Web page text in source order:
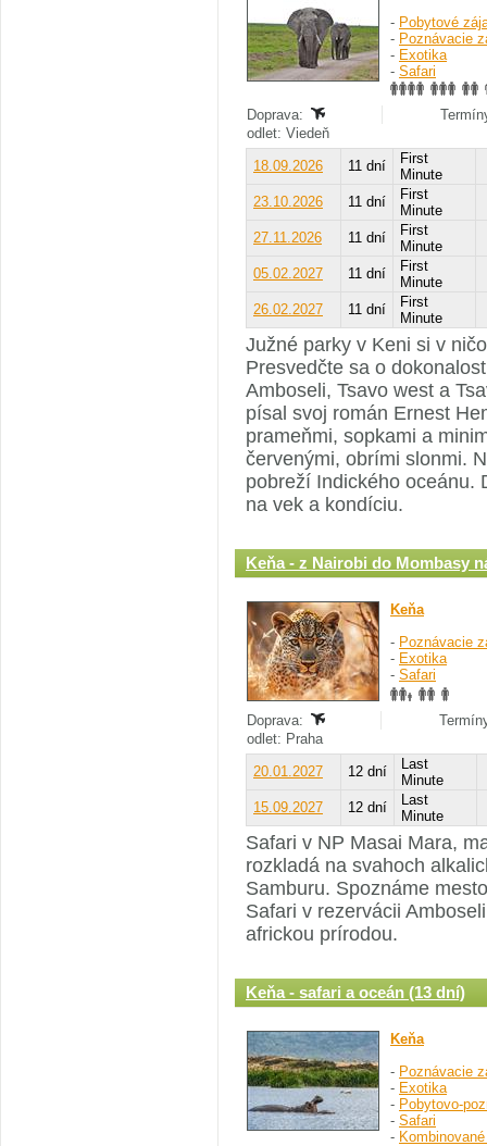
- Pobytové
- Poznávacie
- Exotika
- Safari
Doprava:
odlet: Viedeň
18.09.2026
11 dní
First
Minute
23.10.2026
11 dní
First
Minute
27.11.2026
11 dní
First
Minute
05.02.2027
11 dní
First
Minute
26.02.2027
11 dní
First
Minute
Južné parky v Keni si v
Presvedčte sa o
Amboseli, Tsavo west a
písal svoj román Ernest
prameňmi, sopkami a
červenými, obrími slonmi.
pobreží Indického oceánu.
na vek a kondíciu.
Keňa - z Nairobi do Mombasy
Keňa
- Poznávacie
- Exotika
- Safari
Doprava:
odlet: Praha
20.01.2027
12 dní
Last
Minute
15.09.2027
12 dní
Last
Minute
Safari v NP Masai Mara,
rozkladá na svahoch
Samburu. Spoznáme
Safari v rezervácii
africkou prírodou.
Keňa - safari a oceán (13 dní)
Keňa
- Poznávacie
- Exotika
- Pobytovo-
- Safari
-